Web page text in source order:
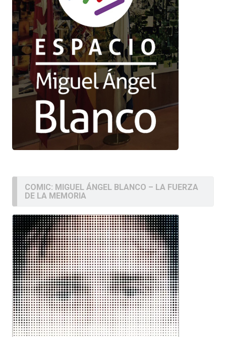
COMIC: MIGUEL ÁNGEL BLANCO – LA FUERZA
DE LA MEMORIA